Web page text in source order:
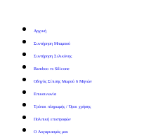
Αρχική
Συντήρηση Μπαμπού
Συντήρηση Σιλικόνης
Bamboo vs Silicone
Οδηγός Σίτισης Μωρού 6 Μηνών
Επικοινωνία
Τρόποι πληρωμής / Όροι χρήσης
Πολιτική επιστροφών
Ο Λογαριασμός μου